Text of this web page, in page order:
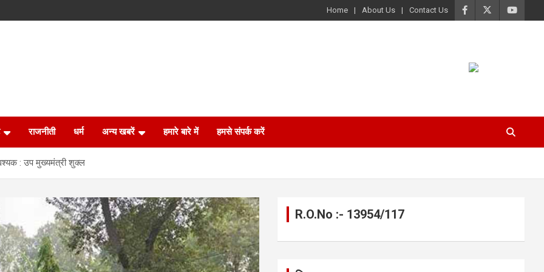
Home About Us Contact Us
राजनीती धर्म अन्य खबरें हमारे बारे में हमसे संपर्क करें
: उप मुख्यमंत्री शुक्ल
R.O.No :- 13954/117